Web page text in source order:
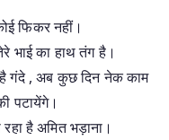
फिकर नहीं।
भाई का हाथ तंग है।
है गंदे , अब कुछ दिन नेक काम
पटायेंगे।
है अमित भड़ाना।